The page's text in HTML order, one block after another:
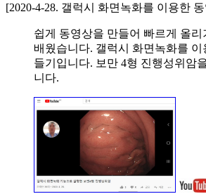
[2020-4-28. 갤럭시 화면녹화를 이용한
쉽게 동영상을 만들어 빠르게 올리
배웠습니다. 갤럭시 화면녹화를
들기입니다. 보만 4형 진행성위암
니다.